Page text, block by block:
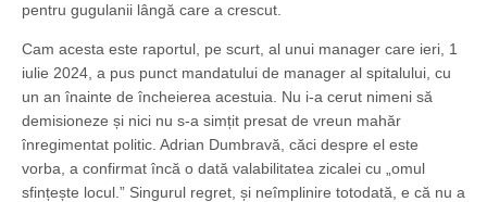
pentru gugulanii lângă care a crescut.
Cam acesta este raportul, pe scurt, al unui manager care ieri, 1
iulie 2024, a pus punct mandatului de manager al spitalului, cu
un an înainte de încheierea acestuia. Nu i-a cerut nimeni să
demisioneze și nici nu s-a simțit presat de vreun mahăr
înregimentat politic. Adrian Dumbravă, căci despre el este
vorba, a confirmat încă o dată valabilitatea zicalei cu „omul
sfințește locul.” Singurul regret, și neîmplinire totodată, e că nu a